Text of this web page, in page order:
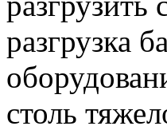
разгрузка
столь